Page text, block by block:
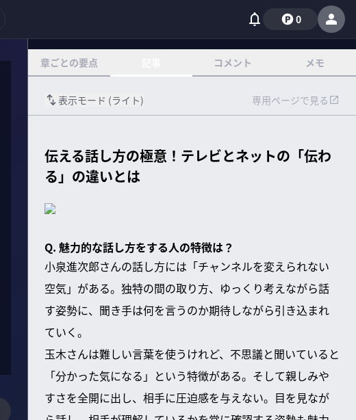
0
章ごとの要点 コメント メモ
表示モード (ライト) 専用ページで見る
伝える話し方の極意！テレビとネットの「伝わ
る」の違いとは
Q. 魅力的な話し方をする人の特徴は？
小泉進次郎さんの話し方には「チャンネルを変えられない
空気」がある。独特の間の取り方、ゆっくり考えながら話
す姿勢に、聞き手は何を言うのか期待しながら引き込まれ
ていく。
玉木さんは難しい言葉を使うけれど、不思議と聞いていると
「分かった気になる」という特徴がある。そして親しみや
すさを全開に出し、相手に圧迫感を与えない。目を見なが